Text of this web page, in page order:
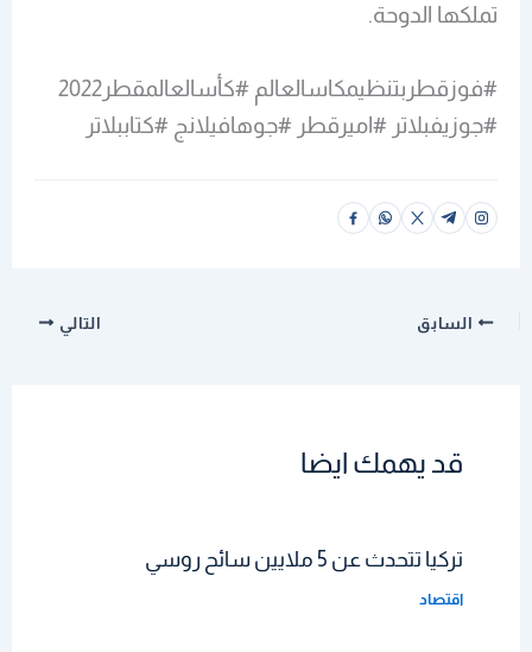
تملكها الدوحة.
#فوزقطربتنظيمكاسالعالم #كأسالعالمقطر2022
#جوزيفبلاتر #اميرقطر #جوهافيلانج #كتاببلاتر
السابق التالي
قد يهمك ايضا
تركيا تتحدث عن 5 ملايين سائح روسي
اقتصاد